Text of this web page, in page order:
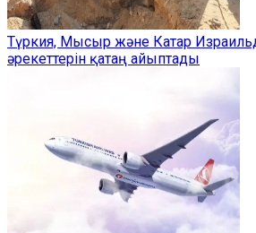
Түркия, Мысыр және Катар
әрекеттерін қатаң айыптады